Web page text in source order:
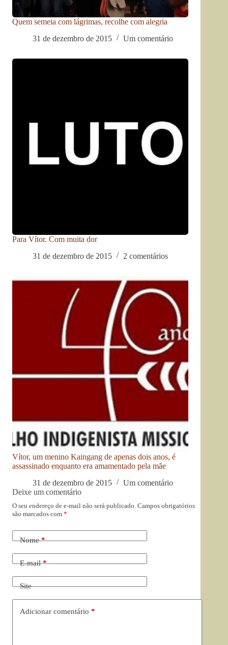
Quem semeia com lágrimas, recolhe com alegria
31 de dezembro de 2015
Um comentário
Para Vítor. Com muita dor
31 de dezembro de 2015
2 comentários
Vítor, um menino Kaingang de apenas dois anos, é
assassinado enquanto era amamentado pela mãe
31 de dezembro de 2015
Um comentário
Deixe um comentário
O seu endereço de e-mail não será publicado. Campos obrigatórios
são marcados com *
Nome*
E-mail*
Site
Adicionar comentário *